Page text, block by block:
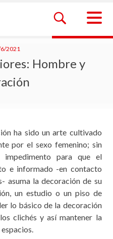
2021
Hombre y
ha sido un arte cultivado
por el sexo femenino; sin
impedimento para que el
e informado -en contacto
asuma la decoración de su
un estudio o un piso de
lo básico de la decoración
clichés y así mantener la